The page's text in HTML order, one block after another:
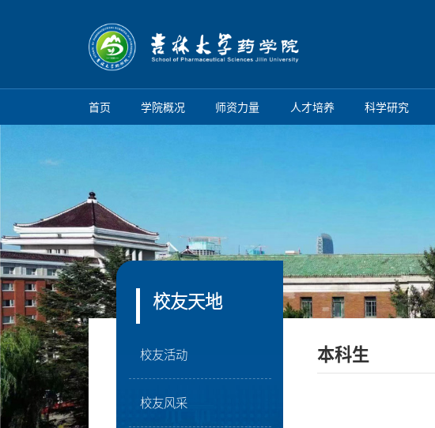
首页 学院概况 师资力量 人才培养 科学研究
校友天地
校友活动
校友风采
本科生